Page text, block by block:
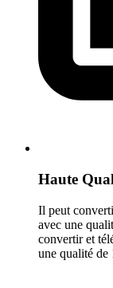
Haute
Il peut
avec une
convertir et
une qualité de